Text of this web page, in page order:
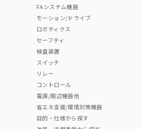
Pb Hg
"対応済み"や非含有の記載がさ
非含有品が必要な際は、弊社営
FAシステム機器
モーション/ドライブ
ロボティクス
セーフティ
検査装置
スイッチ
リレー
コントロール
電源/周辺機器他
省エネ支援/環境対策機器
目的・仕様から探す